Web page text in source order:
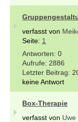
verfasst von
Seite: 1
0
2886
keine Antwort
Box-Therapie
verfasst von Uwe